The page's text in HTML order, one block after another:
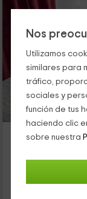
Nos
Utilizamos
similares para
tráfico,
sociales y
función de tus
haciendo clic
sobre nuestra
Apartamento